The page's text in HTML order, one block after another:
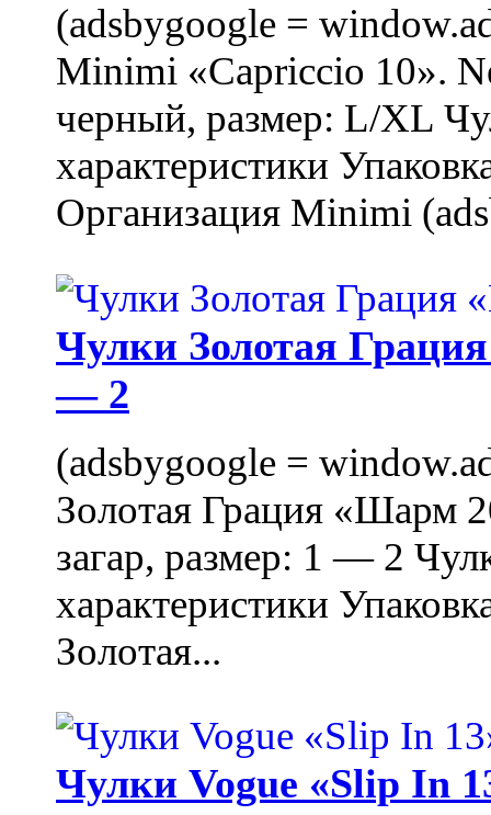
(adsbygoogle =
Minimi «Capriccio 10».
черный, размер: L/XL
характеристики
Организация Minimi
Чулки Золотая
— 2
(adsbygoogle =
Золотая Грация «Шарм
загар, размер: 1 — 2
характеристики
Золотая...
Чулки Vogue «Slip In